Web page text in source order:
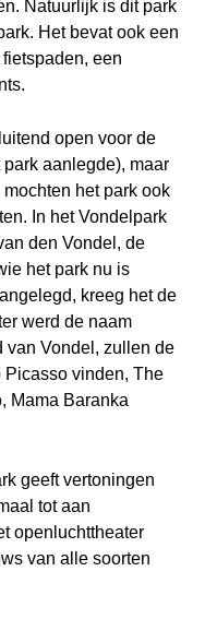
Natuurlijk is dit park
Het bevat ook een
een
open voor de
aanlegde), maar
het park ook
In het Vondelpark
den Vondel, de
het park nu is
kreeg het de
werd de naam
van Vondel, zullen de
Picasso vinden, The
Mama Baranka
geeft vertoningen
tot aan
openluchttheater
van alle soorten